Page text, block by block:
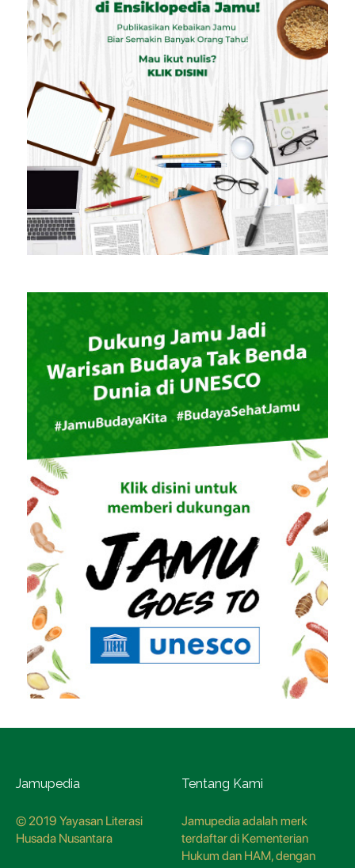
Jamupedia
© 2019 Yayasan Literasi
Husada Nusantara
Tentang Kami
Jamupedia adalah merk
terdaftar di Kementerian
Hukum dan HAM, dengan